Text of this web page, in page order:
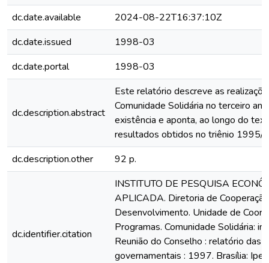
dc.date.available
2024-08-22T16:37:10Z
dc.date.issued
1998-03
dc.date.portal
1998-03
dc.description.abstract
Este relatório descreve as
Comunidade Solidária no terceiro
existência e aponta, ao longo do
resultados obtidos no triênio 1995/
dc.description.other
92 p.
dc.identifier.citation
INSTITUTO DE PESQUISA
APLICADA. Diretoria de
Desenvolvimento. Unidade de
Programas. Comunidade Solidária:
Reunião do Conselho : relatório das
governamentais : 1997. Brasília: